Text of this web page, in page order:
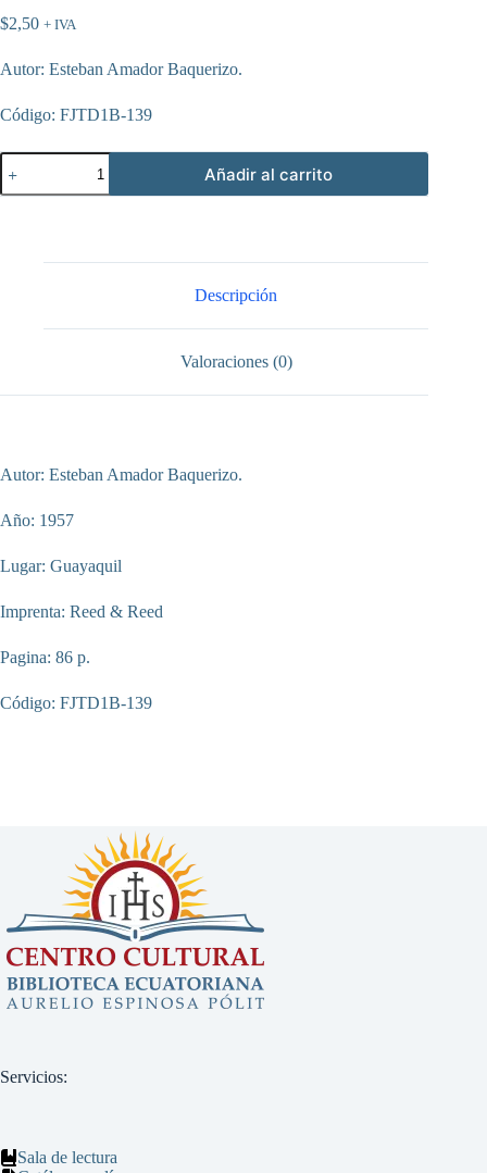
$2,50 + IVA
Autor: Esteban Amador Baquerizo.
Código: FJTD1B-139
Otros
alegatos
cantidad
Añadir al carrito
Descripción
Valoraciones (0)
Autor: Esteban Amador Baquerizo.
Año: 1957
Lugar: Guayaquil
Imprenta: Reed & Reed
Pagina: 86 p.
Código: FJTD1B-139
Servicios:
Sala de lectura